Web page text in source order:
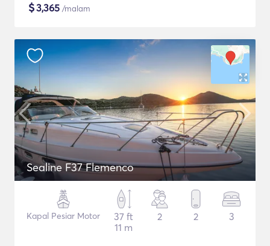
$3,365 /malam
Sealine F37 Flemenco
Kapal Pesiar Motor
37 ft
11 m
2 2 3